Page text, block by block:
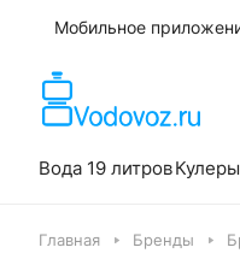
Мобильное
Вода 19 литров
Главная Бренды